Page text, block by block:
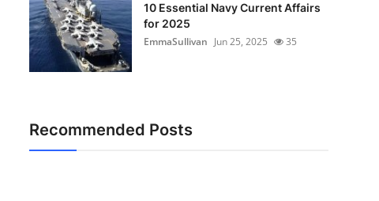
10 Essential Navy Current Affairs
for 2025
EmmaSullivan Jun 25, 2025 35
Recommended Posts